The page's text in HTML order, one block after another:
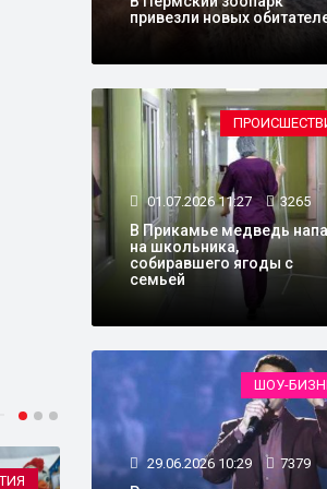
привезли новых
01.07.2026 11:27 3265
В Прикамье медведь
на школьника,
собиравшего ягоды с
семьей
ШОУ-
29.06.2026 10:29 7379